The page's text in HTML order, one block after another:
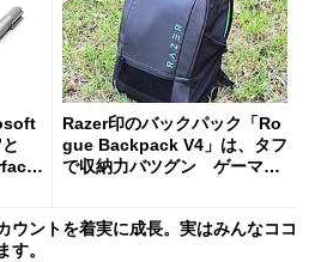
Razer印のバックパック「Ro
gue Backpack V4」は、タフ
で収納力バツグン ゲーマー
ウントを着実に成長。実はみんなココ
す。